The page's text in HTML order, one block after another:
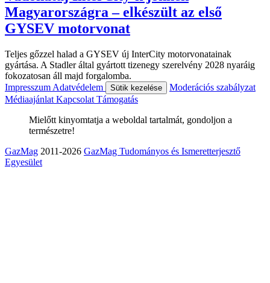
Magyarországra – elkészült az első
GYSEV motorvonat
Teljes gőzzel halad a GYSEV új InterCity motorvonatainak
gyártása. A Stadler által gyártott tizenegy szerelvény 2028 nyaráig
fokozatosan áll majd forgalomba.
Impresszum Adatvédelem Sütik kezelése
Moderációs szabályzat
Médiaajánlat Kapcsolat Támogatás
Mielőtt kinyomtatja a weboldal tartalmát, gondoljon a
természetre!
GazMag 2011-2026 GazMag Tudományos és Ismeretterjesztő
Egyesület